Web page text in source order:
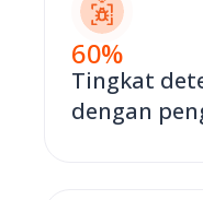
60%
Tingkat
dengan